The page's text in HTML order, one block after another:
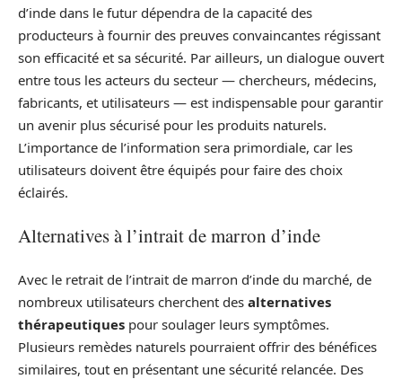
d’inde dans le futur dépendra de la capacité des
producteurs à fournir des preuves convaincantes régissant
son efficacité et sa sécurité. Par ailleurs, un dialogue ouvert
entre tous les acteurs du secteur — chercheurs, médecins,
fabricants, et utilisateurs — est indispensable pour garantir
un avenir plus sécurisé pour les produits naturels.
L’importance de l’information sera primordiale, car les
utilisateurs doivent être équipés pour faire des choix
éclairés.
Alternatives à l’intrait de marron d’inde
Avec le retrait de l’intrait de marron d’inde du marché, de
nombreux utilisateurs cherchent des alternatives
thérapeutiques pour soulager leurs symptômes.
Plusieurs remèdes naturels pourraient offrir des bénéfices
similaires, tout en présentant une sécurité relancée. Des